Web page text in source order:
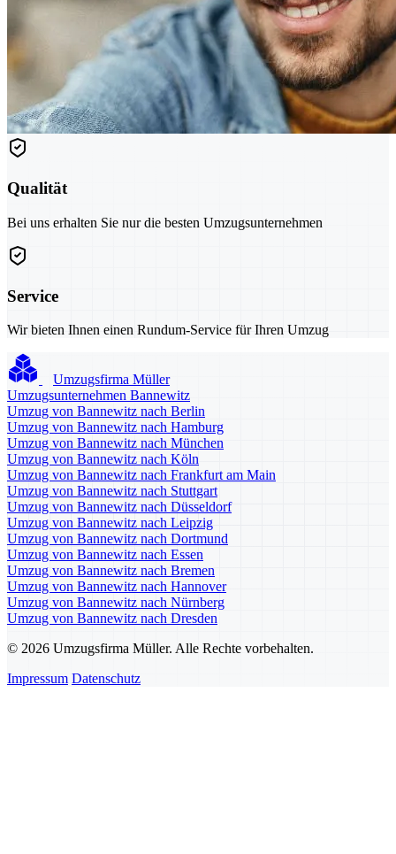
Qualität
Bei uns erhalten Sie nur die besten Umzugsunternehmen
Service
Wir bieten Ihnen einen Rundum-Service für Ihren Umzug
Umzugsfirma Müller
Umzugsunternehmen Bannewitz
Umzug von Bannewitz nach Berlin
Umzug von Bannewitz nach Hamburg
Umzug von Bannewitz nach München
Umzug von Bannewitz nach Köln
Umzug von Bannewitz nach Frankfurt am Main
Umzug von Bannewitz nach Stuttgart
Umzug von Bannewitz nach Düsseldorf
Umzug von Bannewitz nach Leipzig
Umzug von Bannewitz nach Dortmund
Umzug von Bannewitz nach Essen
Umzug von Bannewitz nach Bremen
Umzug von Bannewitz nach Hannover
Umzug von Bannewitz nach Nürnberg
Umzug von Bannewitz nach Dresden
© 2026 Umzugsfirma Müller. Alle Rechte vorbehalten.
Impressum Datenschutz